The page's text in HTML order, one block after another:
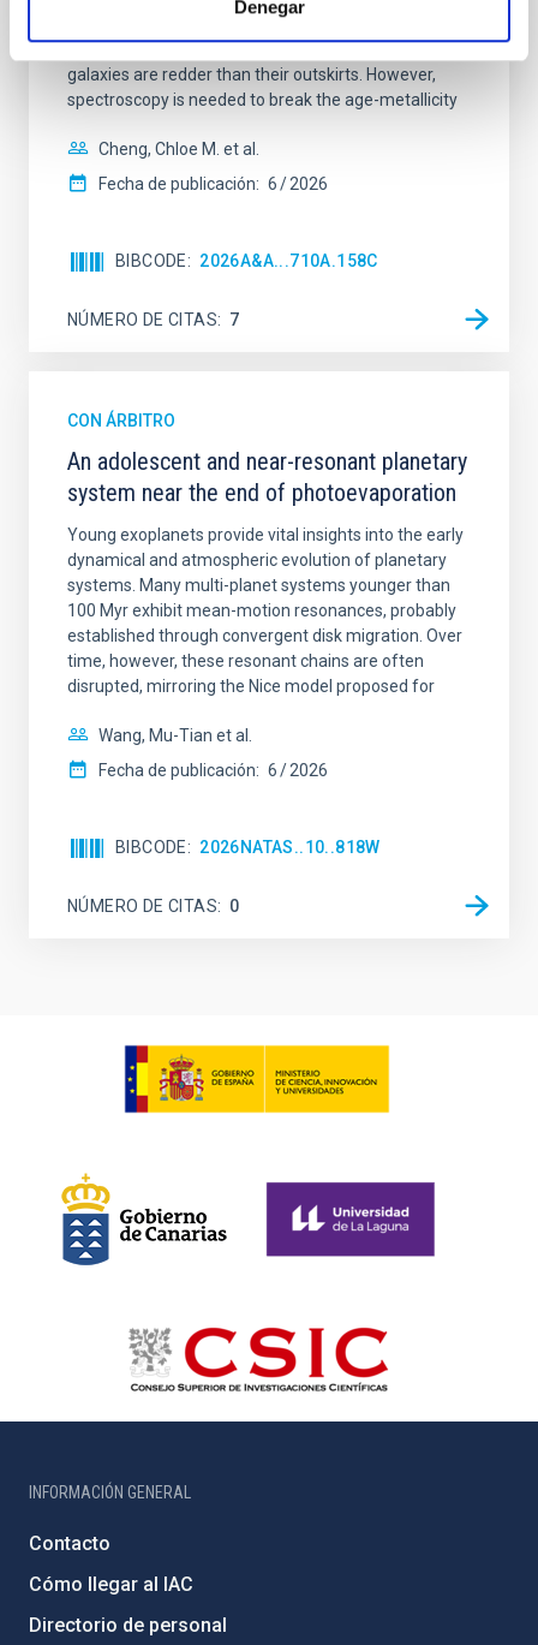
Denegar
mass assembly mechanisms. Previous photometric
studies have revealed that the cores of these
galaxies are redder than their outskirts. However,
spectroscopy is needed to break the age-metallicity
Cheng, Chloe M. et al.
Fecha de publicación: 6 2026
BIBCODE 2026A&A...710A.158C
NÚMERO DE CITAS 7
CON ÁRBITRO
An adolescent and near-resonant planetary
system near the end of photoevaporation
Young exoplanets provide vital insights into the early
dynamical and atmospheric evolution of planetary
systems. Many multi-planet systems younger than
100 Myr exhibit mean-motion resonances, probably
established through convergent disk migration. Over
time, however, these resonant chains are often
disrupted, mirroring the Nice model proposed for
Wang, Mu-Tian et al.
Fecha de publicación: 6 2026
BIBCODE 2026NATAS..10..818W
NÚMERO DE CITAS 0
INFORMACIÓN GENERAL
Contacto
Cómo llegar al IAC
Directorio de personal